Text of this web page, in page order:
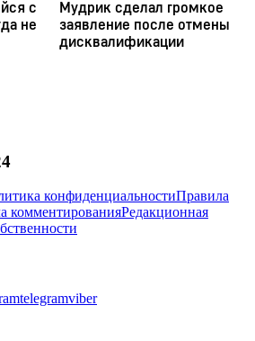
конфиденциальностиПравила
комментированияРедакционная
telegramviber